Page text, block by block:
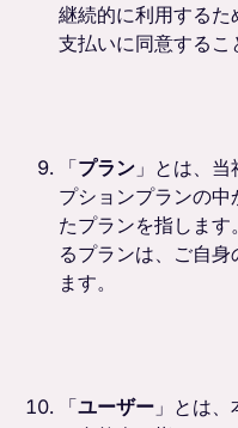
継続的に利用する
支払いに同意するこ
「プラン 」とは、
プションプランの
たプランを指しま
るプランは、ご自
ます。
「ユーザー 」とは